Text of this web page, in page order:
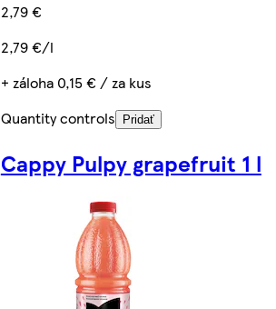
2,79 €
2,79 €/l
+ záloha 0,15 € / za kus
Quantity controls
Pridať
Cappy Pulpy grapefruit 1 l